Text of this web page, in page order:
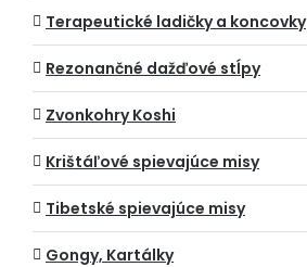
Terapeutické ladičky a koncovky
Rezonančné dažďové stĺpy
Zvonkohry Koshi
Krištáľové spievajúce misy
Tibetské spievajúce misy
Gongy, Kartálky